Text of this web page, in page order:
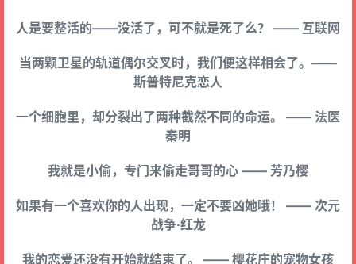
人是要整活的——没活了，可不就是死了么？ —— 互联网
当两颗卫星的轨道偶尔交叉时，我们便这样相会了。——
斯普特尼克恋人
一个细胞里，却分裂出了两种截然不同的命运。 —— 法医
秦明
我就是小偷，专门来偷走哥哥的心 —— 芳乃樱
如果有一个喜欢你的人出现，一定不要凶她哦！ —— 次元
战争·红龙
我的恋爱还没有开始就结束了。 —— 樱花庄的宠物女孩